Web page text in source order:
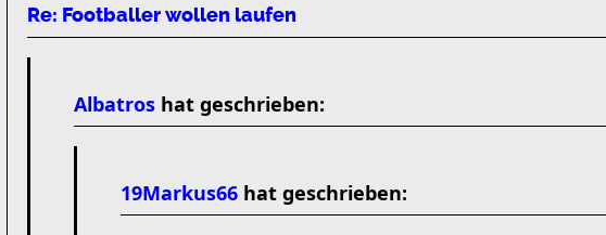
Re: Footballer wollen laufen
Albatros hat geschrieben:
19Markus66 hat geschrieben: